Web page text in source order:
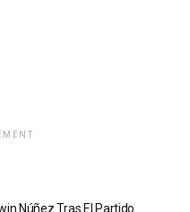
Núñez Tras El Partido